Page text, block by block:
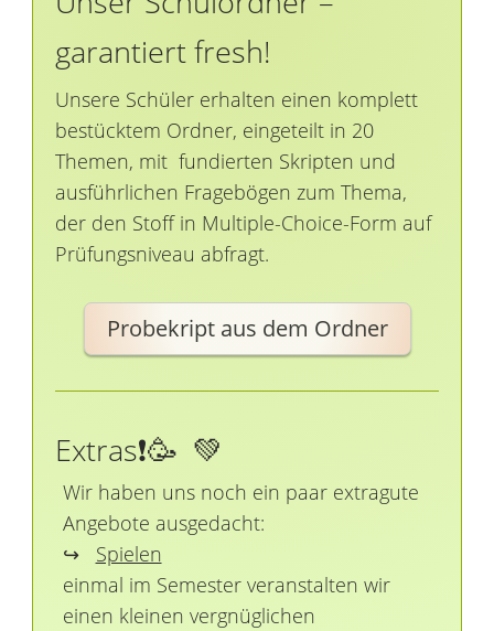
garantiert fresh!
Unsere Schüler erhalten einen komplett
bestücktem Ordner, eingeteilt in 20
Themen, mit fundierten Skripten und
ausführlichen Fragebögen zum Thema,
der den Stoff in Multiple-Choice-Form auf
Prüfungsniveau abfragt.
Probekript aus dem Ordner
Extras❗️🥳 💚
Wir haben uns noch ein paar extragute
Angebote ausgedacht:
↪ Spielen
einmal im Semester veranstalten wir
einen kleinen vergnüglichen